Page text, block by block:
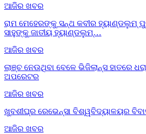
ଆଜିର ଖବର
ରାମ ମେହେରଙ୍କୁ ସନ୍ଥ କବୀର ହ୍ୟାଣ୍ଡଲୁମ୍
ସାହୁଙ୍କୁ ଜାତୀୟ ହ୍ୟାଣ୍ଡଲୁମ୍…
ଆଜିର ଖବର
ଲାଞ୍ଚ ନେଉଥିବା ବେଳେ ଭିଜିଲାନ୍ସ ହାତରେ
ଅପରେଟର
ଆଜିର ଖବର
ଖୁବଶୀଘ୍ର ରେଭେନ୍ସା ବିଶ୍ୱବିଦ୍ୟାଳୟର
ଆଜିର ଖବର